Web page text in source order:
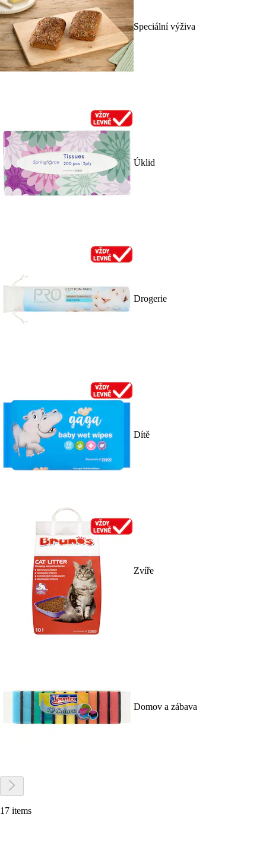
Speciální výživa
Úklid
Drogerie
Dítě
Zvíře
Domov a zábava
17 items